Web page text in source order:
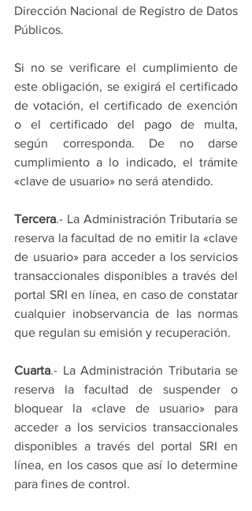
Dirección Nacional de Registro de Datos
Públicos.
Si no se verificare el cumplimiento de
este obligación, se exigirá el certificado
de votación, el certificado de exención
o el certificado del pago de multa,
según corresponda. De no darse
cumplimiento a lo indicado, el trámite
«clave de usuario» no será atendido.
Tercera.- La Administración Tributaria se
reserva la facultad de no emitir la «clave
de usuario» para acceder a los servicios
transaccionales disponibles a través del
portal SRI en línea, en caso de constatar
cualquier inobservancia de las normas
que regulan su emisión y recuperación.
Cuarta.- La Administración Tributaria se
reserva la facultad de suspender o
bloquear la «clave de usuario» para
acceder a los servicios transaccionales
disponibles a través del portal SRI en
línea, en los casos que así lo determine
para fines de control.